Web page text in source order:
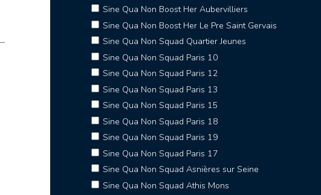
Sine Qua Non Boost Her Aubervilliers
Sine Qua Non Boost Her Le Pre Saint Gervais
Sine Qua Non Squad Quartier Jeunes
Sine Qua Non Squad Paris 10
Sine Qua Non Squad Paris 12
Sine Qua Non Squad Paris 13
Sine Qua Non Squad Paris 15
Sine Qua Non Squad Paris 18
Sine Qua Non Squad Paris 19
Sine Qua Non Squad Paris 17
Sine Qua Non Squad Asnières sur Seine
Sine Qua Non Squad Athis Mons